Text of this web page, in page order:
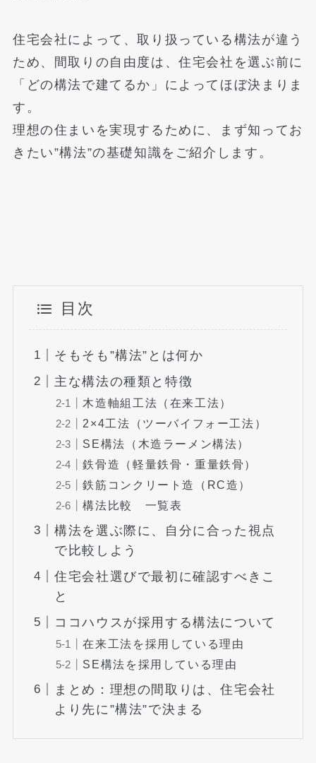
住宅会社によって、取り扱っている構法が違う
ため、間取りの自由度は、住宅会社を選ぶ前に
「どの構法で建てるか」によってほぼ決まりま
す。
理想の住まいを実現するために、まず知ってお
きたい”構法”の基礎知識をご紹介します。
目次
そもそも”構法”とは何か
主な構法の種類と特徴
木造軸組工法（在来工法）
2×4工法（ツーバイフォー工法）
SE構法（木造ラーメン構法）
鉄骨造（軽量鉄骨・重量鉄骨）
鉄筋コンクリート造（RC造）
構法比較 一覧表
構法を選ぶ際に、自分に合った視点
で比較しよう
住宅会社選びで最初に確認すべきこ
と
ココハウスが採用する構法について
在来工法を採用している理由
SE構法を採用している理由
まとめ：理想の間取りは、住宅会社
より先に”構法”で決まる